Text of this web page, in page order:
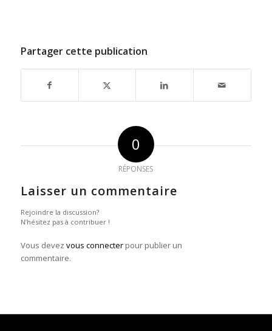
Partager cette publication
0
RÉPONSES
Laisser un commentaire
Rejoindre la discussion?
N’hésitez pas à contribuer !
Vous devez vous connecterpour publier un
commentaire.